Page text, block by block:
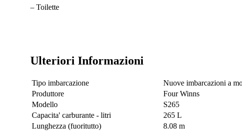
– Toilette
Ulteriori Informazioni
Tipo imbarcazione
Nuove imbarcazioni a
Produttore
Four Winns
Modello
S265
Capacita' carburante - litri
265 L
Lunghezza (fuoritutto)
8.08 m